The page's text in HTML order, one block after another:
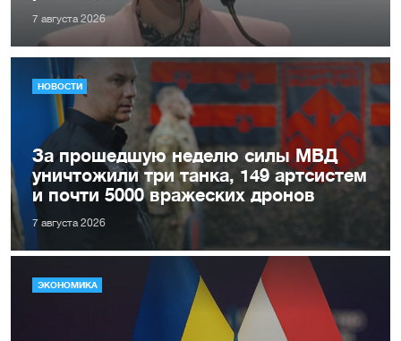
7 августа 2026
НОВОСТИ
За прошедшую неделю силы МВД
уничтожили три танка, 149 артсистем
и почти 5000 вражеских дронов
7 августа 2026
ЭКОНОМИКА